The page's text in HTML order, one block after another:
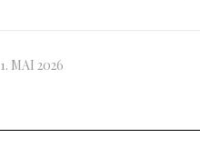
1. MAI 2026